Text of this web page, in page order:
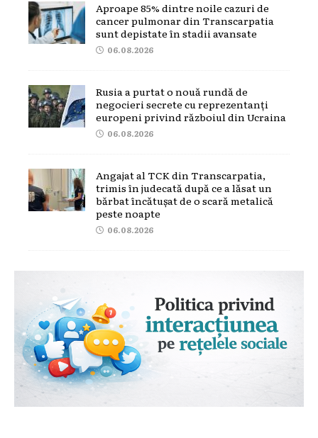
Aproape 85% dintre noile cazuri de
cancer pulmonar din Transcarpatia
sunt depistate în stadii avansate
06.08.2026
Rusia a purtat o nouă rundă de
negocieri secrete cu reprezentanți
europeni privind războiul din Ucraina
06.08.2026
Angajat al TCK din Transcarpatia,
trimis în judecată după ce a lăsat un
bărbat încătușat de o scară metalică
peste noapte
06.08.2026